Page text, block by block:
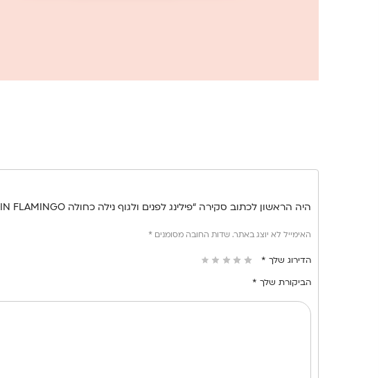
היה הראשון לכתוב סקירה “פילינג לפנים ולגוף נילה כחולה JARDIN FLAMINGO”
האימייל לא יוצג באתר. שדות החובה מסומנים *
הדירוג שלך *
הביקורת שלך *